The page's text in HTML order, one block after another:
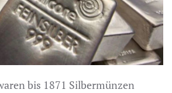
bis 1871 Silbermünzen